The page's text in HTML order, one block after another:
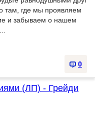
там, где мы проявляем
и забываем о нашем
0
(ЛП) - Грейди